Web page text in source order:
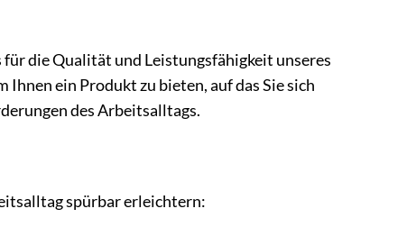
die Qualität und Leistungsfähigkeit unseres
ein Produkt zu bieten, auf das Sie sich
des Arbeitsalltags.
spürbar erleichtern: